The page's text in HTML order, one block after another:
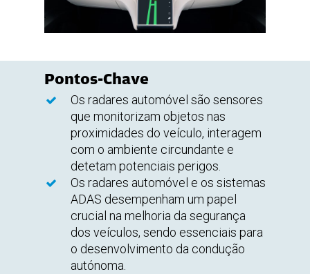
Pontos-Chave
Os radares automóvel são sensores
que monitorizam objetos nas
proximidades do veículo, interagem
com o ambiente circundante e
detetam potenciais perigos.
Os radares automóvel e os sistemas
ADAS desempenham um papel
crucial na melhoria da segurança
dos veículos, sendo essenciais para
o desenvolvimento da condução
autónoma.